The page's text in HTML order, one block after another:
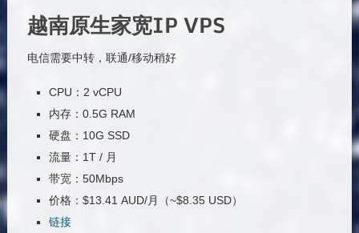
越南原生家宽IP VPS
电信需要中转，联通/移动稍好
CPU：2 vCPU
内存：0.5G RAM
硬盘：10G SSD
流量：1T / 月
带宽：50Mbps
价格：$13.41 AUD/月（~$8.35 USD）
链接